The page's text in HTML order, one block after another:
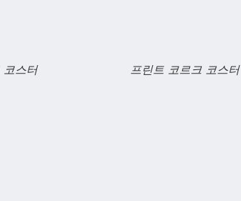
코스터 프린트 코르크 코스터